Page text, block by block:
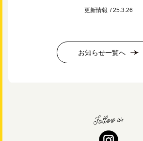
更新情報 25.3.26
お知らせ一覧へ